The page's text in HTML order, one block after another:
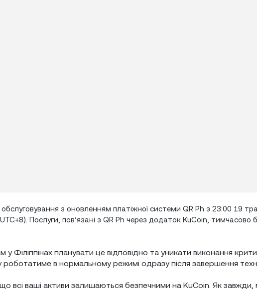
обслуговування з оновленням платіжної системи QR Ph з 23:00 19
Послуги, пов’язані з QR Ph через додаток KuCoin, тимчасово
Філіппінах планувати це відповідно та уникати виконання
роботатиме в нормальному режимі одразу після завершення
що всі ваші активи залишаються безпечними на KuCoin. Як завжди,